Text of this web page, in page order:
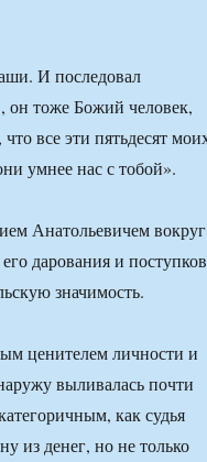
И последовал
он тоже Божий человек,
все эти пятьдесят
умнее нас с тобой».
Анатольевичем вокруг
дарования и поступков
значимость.
ценителем личности и
выливалась почти
как судья
из денег, но не только